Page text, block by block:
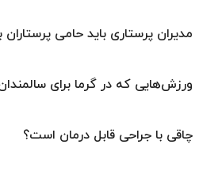
مدیران پرستاری باید حامی پرستاران
ورزش‌هایی که در گرما برای
چاقی با جراحی قابل درمان است؟